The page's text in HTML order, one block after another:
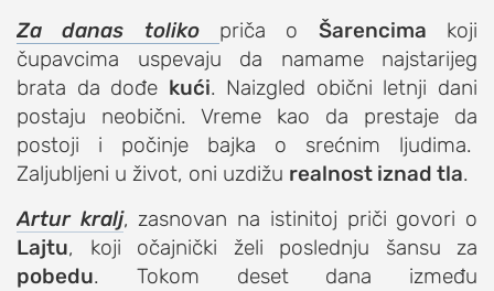
fakulteti
studentski život
zdravlje
it
kolumna
sdl podkast
STUDENTSKI DNEVNI LIST
Za danas toliko
priča o Šarencima koji
čupavcima uspevaju da namame najstarijeg
brata da dođe kući. Naizgled obični letnji dani
postaju neobični. Vreme kao da prestaje da
postoji i počinje bajka o srećnim ljudima.
Zaljubljeni u život, oni uzdižu realnost iznad tla.
Artur kralj, zasnovan na istinitoj priči govori o
Lajtu, koji očajnički želi poslednju šansu za
pobedu. Tokom deset dana između